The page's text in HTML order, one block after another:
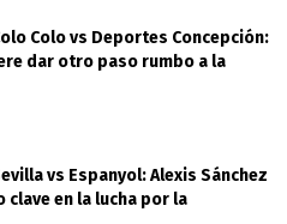
Colo vs Deportes Concepción:
dar otro paso rumbo a la
vs Espanyol: Alexis Sánchez
clave en la lucha por la